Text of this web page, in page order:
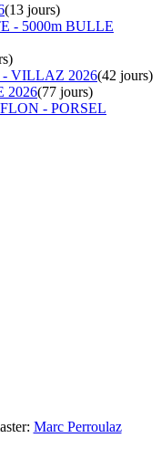
(13 jours)
- 5000m BULLE
- VILLAZ 2026(42 jours)
2026(77 jours)
- PORSEL
Marc Perroulaz